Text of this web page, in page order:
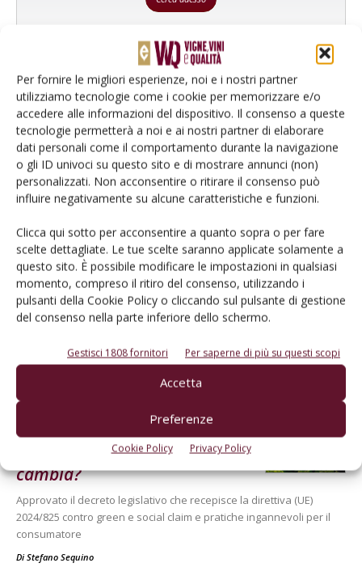
Per fornire le migliori esperienze, noi e i nostri partner
utilizziamo tecnologie come i cookie per memorizzare e/o
accedere alle informazioni del dispositivo. Il consenso a queste
tecnologie permetterà a noi e ai nostri partner di elaborare
dati personali come il comportamento durante la navigazione
o gli ID univoci su questo sito e di mostrare annunci (non)
personalizzati. Non acconsentire o ritirare il consenso può
influire negativamente su alcune caratteristiche e funzioni.
Clicca qui sotto per acconsentire a quanto sopra o per fare
scelte dettagliate. Le tue scelte saranno applicate solamente a
questo sito. È possibile modificare le impostazioni in qualsiasi
momento, compreso il ritiro del consenso, utilizzando i
pulsanti della Cookie Policy o cliccando sul pulsante di gestione
del consenso nella parte inferiore dello schermo.
Gestisci 1808 fornitori Per saperne di più su questi scopi
Accetta
Preferenze
Cookie Policy Privacy Policy
Dalla stessa categoria
NORMATIVA 18 Maggio 2026
OCM Promozione, definiti
criteri e modalità
Pubblicato il bando per la presentazione dei progetti OCM
promozione sui mercati dei Paesi terzi per la campagna 2026/2027,
DiStefano Sequino
Stretta greenwashing: cosa
cambia?
Approvato il decreto legislativo che recepisce la direttiva (UE)
2024/825 contro green e social claim e pratiche ingannevoli per il
consumatore
Di Stefano Sequino